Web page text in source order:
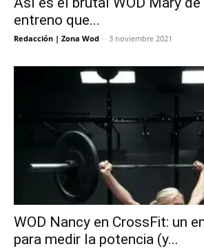
entreno que...
Redacción | Zona Wod - 3 noviembre 2021
WOD Nancy en CrossFit: un
para medir la potencia (y...